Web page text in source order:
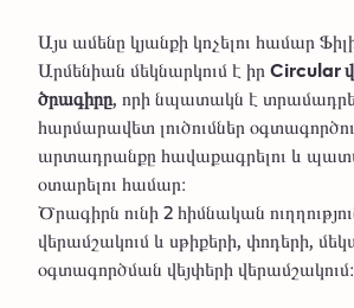
Այս ամենը կյանքի կոչելու համար
Արմենիան մեկնարկում է իրCircular
ծրագիրը, որի նպատակն է
հարմարավետ լուծումներ
արտադրանքը հավաքագրելու և
օտարելու համար։
Ծրագիրն ունի 2 հիմնական
վերամշակում և սթիքերի, փոդերի,
օգտագործման վեյփերի վերամշակում։